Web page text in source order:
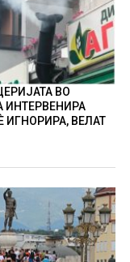
ВО
ИНТЕРВЕНИРА
ВЕЛАТ